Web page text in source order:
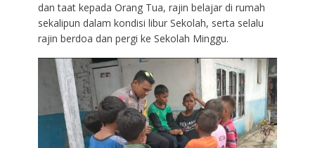
dan taat kepada Orang Tua, rajin belajar di rumah
sekalipun dalam kondisi libur Sekolah, serta selalu
rajin berdoa dan pergi ke Sekolah Minggu.